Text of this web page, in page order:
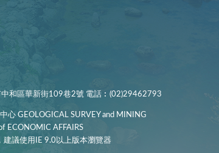
中和區華新街109巷2號 電話︰(02)29462793
GEOLOGICAL SURVEY and MINING
ECONOMIC AFFAIRS
議使用IE 9.0以上版本瀏覽器